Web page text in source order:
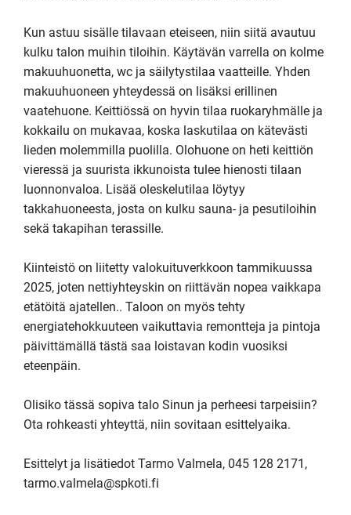
Kun astuu sisälle tilavaan eteiseen, niin siitä avautuu
kulku talon muihin tiloihin. Käytävän varrella on kolme
makuuhuonetta, wc ja säilytystilaa vaatteille. Yhden
makuuhuoneen yhteydessä on lisäksi erillinen
vaatehuone. Keittiössä on hyvin tilaa ruokaryhmälle ja
kokkailu on mukavaa, koska laskutilaa on kätevästi
lieden molemmilla puolilla. Olohuone on heti keittiön
vieressä ja suurista ikkunoista tulee hienosti tilaan
luonnonvaloa. Lisää oleskelutilaa löytyy
takkahuoneesta, josta on kulku sauna- ja pesutiloihin
sekä takapihan terassille.
Kiinteistö on liitetty valokuituverkkoon tammikuussa
2025, joten nettiyhteyskin on riittävän nopea vaikkapa
etätöitä ajatellen.. Taloon on myös tehty
energiatehokkuuteen vaikuttavia remontteja ja pintoja
päivittämällä tästä saa loistavan kodin vuosiksi
eteenpäin.
Olisiko tässä sopiva talo Sinun ja perheesi tarpeisiin?
Ota rohkeasti yhteyttä, niin sovitaan esittelyaika.
Esittelyt ja lisätiedot Tarmo Valmela, 045 128 2171,
tarmo.valmela@spkoti.fi